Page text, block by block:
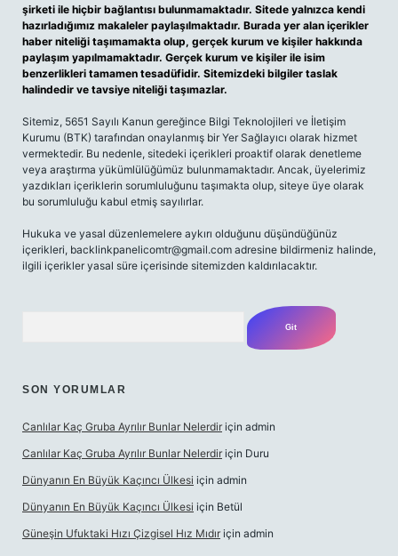
şirketi ile hiçbir bağlantısı bulunmamaktadır. Sitede yalnızca kendi
hazırladığımız makaleler paylaşılmaktadır. Burada yer alan içerikler
haber niteliği taşımamakta olup, gerçek kurum ve kişiler hakkında
paylaşım yapılmamaktadır. Gerçek kurum ve kişiler ile isim
benzerlikleri tamamen tesadüfidir. Sitemizdeki bilgiler taslak
halindedir ve tavsiye niteliği taşımazlar.
Sitemiz, 5651 Sayılı Kanun gereğince Bilgi Teknolojileri ve İletişim
Kurumu (BTK) tarafından onaylanmış bir Yer Sağlayıcı olarak hizmet
vermektedir. Bu nedenle, sitedeki içerikleri proaktif olarak denetleme
veya araştırma yükümlülüğümüz bulunmamaktadır. Ancak, üyelerimiz
yazdıkları içeriklerin sorumluluğunu taşımakta olup, siteye üye olarak
bu sorumluluğu kabul etmiş sayılırlar.
Hukuka ve yasal düzenlemelere aykırı olduğunu düşündüğünüz
içerikleri, backlinkpanelicomtr@gmail.com adresine bildirmeniz halinde,
ilgili içerikler yasal süre içerisinde sitemizden kaldırılacaktır.
SON YORUMLAR
Canlılar Kaç Gruba Ayrılır Bunlar Nelerdir için admin
Canlılar Kaç Gruba Ayrılır Bunlar Nelerdir için Duru
Dünyanın En Büyük Kaçıncı Ülkesi için admin
Dünyanın En Büyük Kaçıncı Ülkesi için Betül
Güneşin Ufuktaki Hızı Çizgisel Hız Mıdır için admin